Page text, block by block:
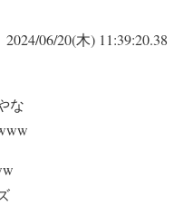
2024/06/20(木) 11:39:20.38
な